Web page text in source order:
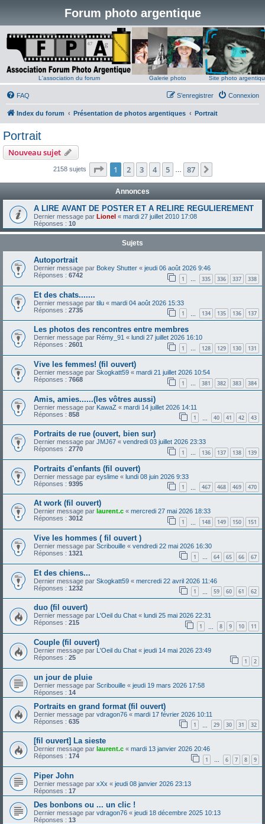
Forum photo argentique
L'association du forum Galerie photo Site photo
FAQ Connexion
S’enregistrer
Index du forum Présentation de photos argentiques Portrait
Portrait
Nouveau sujet
2158 sujets Page 1sur87
1 2 3 4 5 87
Annonces
A LIRE AVANT DE POSTER ET A RELIRE REGULIEREMENT
Dernier message par Lionel « mardi 27 juillet 2010 17:08
Réponses : 10
Sujets
Autoportrait
Dernier message par Bokey Shutter « jeudi 06 août 2026 9:46
Réponses : 6742 1 … 335 336 337 338
Et des chats.......
Dernier message par tilu « mardi 04 août 2026 15:33
Réponses : 2735 1 134 135 136 137
Les photos des rencontres entre membres
Dernier message par Rémy_91 « lundi 27 juillet 2026 16:10
Réponses : 2601 1 … 128 129 130 131
Vive les femmes! (fil ouvert)
Dernier message par Skogkatt59 « mardi 21 juillet 2026 10:54
Réponses : 7668 1 … 381 382 383 384
Amis, amies......(les vôtres aussi)
Dernier message par KawaZ « mardi 14 juillet 2026 14:11
Réponses : 858 1 40 41 42 43
Portraits de rue (ouvert, bien sur)
Dernier message par JMJ67 « vendredi 03 juillet 2026 23:33
Réponses : 2770 1 … 136 137 138 139
Portraits d'enfants (fil ouvert)
Dernier message par eyslime « lundi 08 juin 2026 9:33
Réponses : 9395 1 467 468 469 470
At work (fil ouvert)
Dernier message par laurent.c « mercredi 27 mai 2026 18:33
Réponses : 3012 1 148 149 150 151
Vive les hommes ( fil ouvert )
Dernier message par Scribouille « vendredi 22 mai 2026 16:30
Réponses : 1321 1 … 64 65 66 67
Et des chiens...
Dernier message par Skogkatt59 « mercredi 22 avril 2026 11:46
Réponses : 1232 1 59 60 61 62
duo (fil ouvert)
Dernier message par L'Oeil du Chat « lundi 25 mai 2026 22:31
Réponses : 215 1 8 9 10 11
Couple (fil ouvert)
Dernier message par L'Oeil du Chat « jeudi 14 mai 2026 23:49
Réponses : 25 1 2
un jour de pluie
Dernier message par Scribouille « jeudi 19 mars 2026 17:58
Réponses : 14
Portraits en grand format (fil ouvert)
Dernier message par vdragon76 « mardi 17 février 2026 10:11
Réponses : 635 1 29 30 31 32
[fil ouvert] La sieste
Dernier message par laurent.c « mardi 13 janvier 2026 20:46
Réponses : 174 1 … 6 7 8 9
Piper John
Dernier message par xXx « jeudi 08 janvier 2026 23:13
Réponses : 17
Des bonbons ou ... un clic !
Dernier message par vdragon76 « jeudi 18 décembre 2025 10:13
Réponses : 13